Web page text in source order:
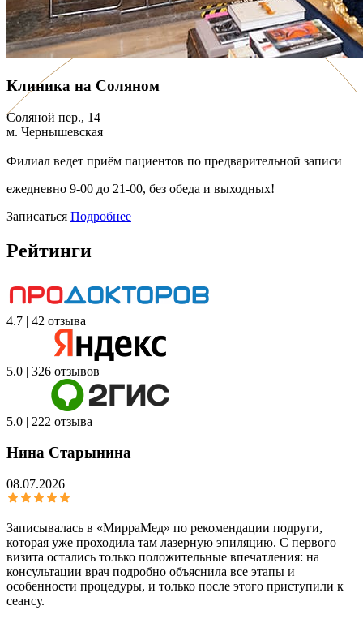
Клиника на Соляном
Соляной пер., 14
м. Чернышевская
Филиал ведет приём пациентов по предварительной записи
ежедневно 9-00 до 21-00, без обеда и выходных!
Записаться Подробнее
Рейтинги
4.7 | 42 отзыва
5.0 | 326 отзывов
5.0 | 222 отзыва
Нина Старынина
08.07.2026
Записывалась в «МирраМед» по рекомендации подруги,
которая уже проходила там лазерную эпиляцию. С первого
визита остались только положительные впечатления: на
консультации врач подробно объяснила все этапы и
особенности процедуры, и только после этого приступили к
сеансу.